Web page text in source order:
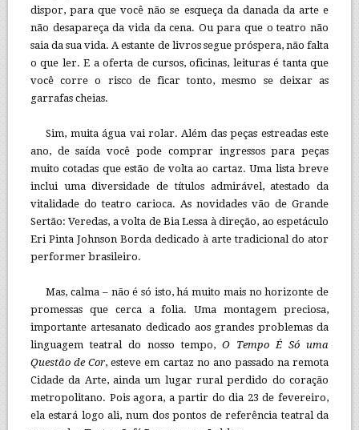
dispor, para que você não se esqueça da danada da arte e
não desapareça da vida da cena. Ou para que o teatro não
saia da sua vida. A estante de livros segue próspera, não falta
o que ler. E a oferta de cursos, oficinas, leituras é tanta que
você corre o risco de ficar tonto, mesmo se deixar as
garrafas cheias.
Sim, muita água vai rolar. Além das peças estreadas este
ano, de saída você pode comprar ingressos para peças
muito cotadas que estão de volta ao cartaz. Uma lista breve
inclui uma diversidade de títulos admirável, atestado da
vitalidade do teatro carioca. As novidades vão de Grande
Sertão: Veredas, a volta de Bia Lessa à direção, ao espetáculo
Eri Pinta Johnson Borda dedicado à arte tradicional do ator
performer brasileiro.
Mas, calma – não é só isto, há muito mais no horizonte de
promessas que cerca a folia. Uma montagem preciosa,
importante artesanato dedicado aos grandes problemas da
linguagem teatral do nosso tempo, O Tempo É Só uma
Questão de Cor, esteve em cartaz no ano passado na remota
Cidade da Arte, ainda um lugar rural perdido do coração
metropolitano. Pois agora, a partir do dia 23 de fevereiro,
ela estará logo ali, num dos pontos de referência teatral da